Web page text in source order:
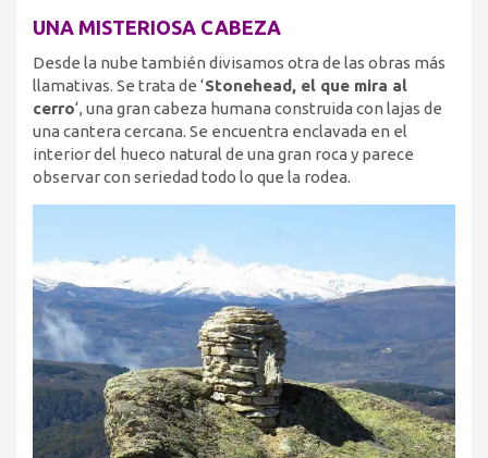
UNA MISTERIOSA CABEZA
Desde la nube también divisamos otra de las obras más
llamativas. Se trata de ‘Stonehead, el que mira al
cerro‘, una gran cabeza humana construida con lajas de
una cantera cercana. Se encuentra enclavada en el
interior del hueco natural de una gran roca y parece
observar con seriedad todo lo que la rodea.